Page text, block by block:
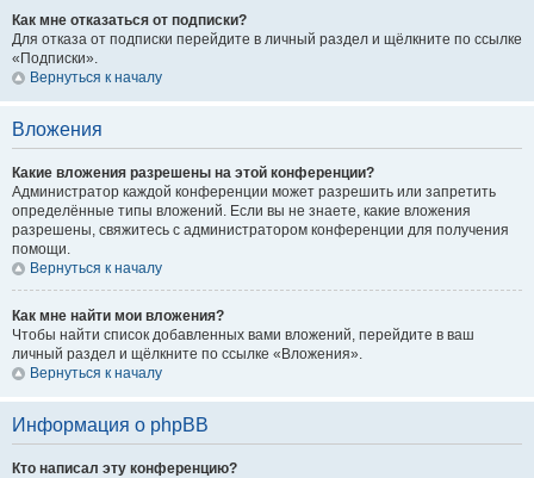
Как мне отказаться от подписки?
Для отказа от подписки перейдите в личный раздел и щёлкните по ссылке
«Подписки».
Вернуться к началу
Вложения
Какие вложения разрешены на этой конференции?
Администратор каждой конференции может разрешить или запретить
определённые типы вложений. Если вы не знаете, какие вложения
разрешены, свяжитесь с администратором конференции для получения
помощи.
Вернуться к началу
Как мне найти мои вложения?
Чтобы найти список добавленных вами вложений, перейдите в ваш
личный раздел и щёлкните по ссылке «Вложения».
Вернуться к началу
Информация о phpBB
Кто написал эту конференцию?